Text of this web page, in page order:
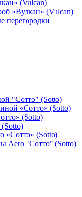
(Vulcan)
«Вулкан» (Vulcan)
перегородки
"Сотто" (Sotto)
«Сотто» (Sotto)
(Sotto)
«Сотто» (Sotto)
Aero "Сотто" (Sotto)